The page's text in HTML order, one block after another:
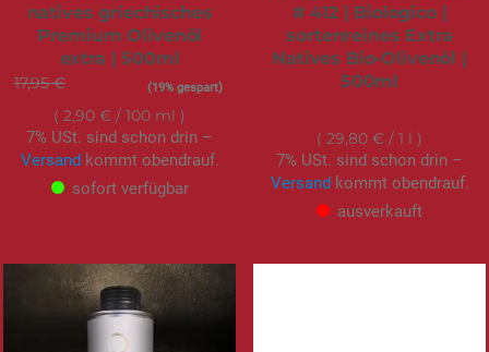
natives griechisches
Premium Olivenöl
extra | 500ml
17,95 € Sonderangebot(19% gespart)
2,90 € / 100 ml
7% USt. sind schon drin –
Versandkommt obendrauf.
sofort verfügbar
# 412 | Biologico |
sortenreines Extra
Natives Bio-Olivenöl |
500ml
29,80 € / 1 l
7% USt. sind schon drin –
Versandkommt obendrauf.
ausverkauft